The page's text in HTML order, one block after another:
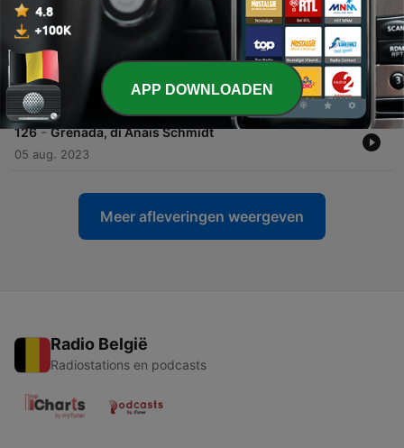
128 - Tirana, di Neritan Licaj
12 aug. 2023
- Basilea, di Marina Galli
12 aug. 2023
126 - Grenada, di Anaïs Schmidt
05 aug. 2023
Meer afleveringen weergeven
Radio België
Radiostations en podcasts
APP DOWNLOADEN